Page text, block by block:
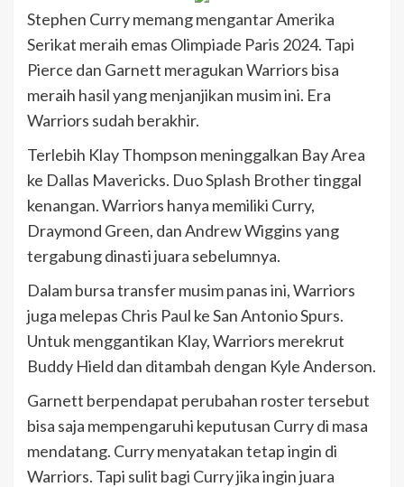
Stephen Curry memang mengantar Amerika
Serikat meraih emas Olimpiade Paris 2024. Tapi
Pierce dan Garnett meragukan Warriors bisa
meraih hasil yang menjanjikan musim ini. Era
Warriors sudah berakhir.
Terlebih Klay Thompson meninggalkan Bay Area
ke Dallas Mavericks. Duo Splash Brother tinggal
kenangan. Warriors hanya memiliki Curry,
Draymond Green, dan Andrew Wiggins yang
tergabung dinasti juara sebelumnya.
Dalam bursa transfer musim panas ini, Warriors
juga melepas Chris Paul ke San Antonio Spurs.
Untuk menggantikan Klay, Warriors merekrut
Buddy Hield dan ditambah dengan Kyle Anderson.
Garnett berpendapat perubahan roster tersebut
bisa saja mempengaruhi keputusan Curry di masa
mendatang. Curry menyatakan tetap ingin di
Warriors. Tapi sulit bagi Curry jika ingin juara